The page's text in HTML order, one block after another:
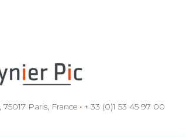
Cour de cassation
apporte de
nouvelles